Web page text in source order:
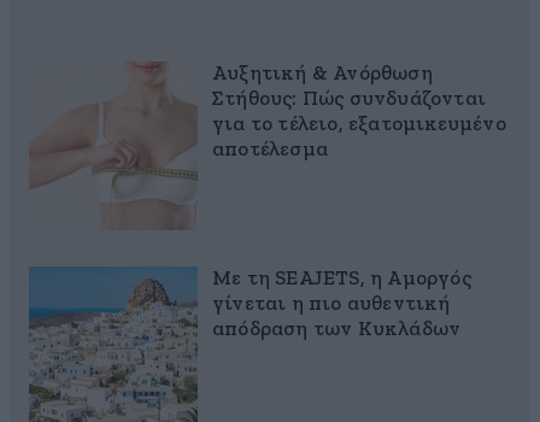
Αυξητική & Ανόρθωση
Στήθους: Πώς συνδυάζονται
για το τέλειο, εξατομικευμένο
αποτέλεσμα
Με τη SEAJETS, η Αμοργός
γίνεται η πιο αυθεντική
απόδραση των Κυκλάδων